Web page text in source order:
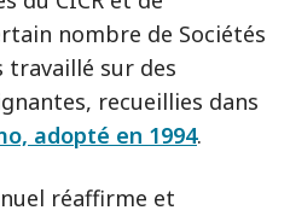
nombre de Sociétés
sur des
recueillies dans
adopté en 1994.
réaffirme et